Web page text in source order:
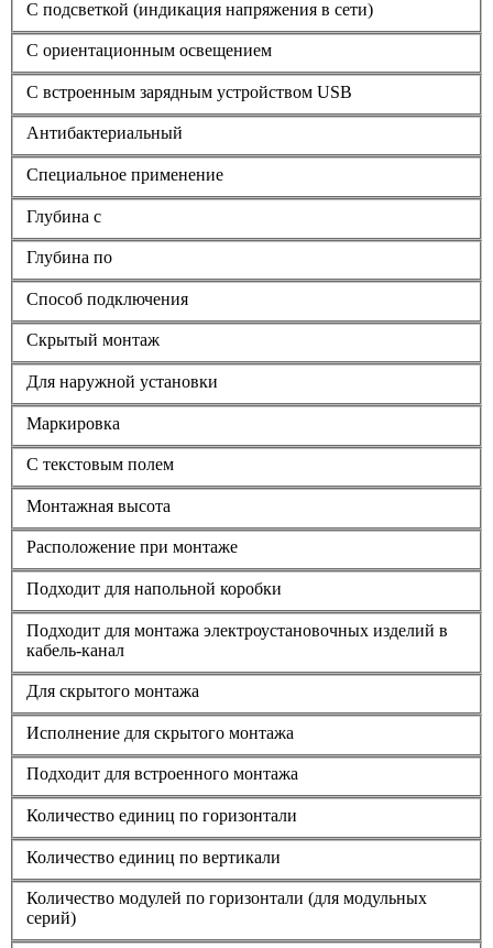
С подсветкой (индикация напряжения в сети)
С ориентационным освещением
С встроенным зарядным устройством USB
Антибактериальный
Специальное применение
Глубина с
Глубина по
Способ подключения
Скрытый монтаж
Для наружной установки
Маркировка
С текстовым полем
Монтажная высота
Расположение при монтаже
Подходит для напольной коробки
Подходит для монтажа электроустановочных изделий в
кабель-канал
Для скрытого монтажа
Исполнение для скрытого монтажа
Подходит для встроенного монтажа
Количество единиц по горизонтали
Количество единиц по вертикали
Количество модулей по горизонтали (для модульных
серий)